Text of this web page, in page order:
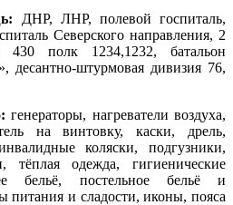
ДНР, ЛНР, полевой госпиталь,
Северского направления, 2
430 полк 1234,1232, батальон
десантно-штурмовая дивизия 76,
генераторы, нагреватели воздуха,
на винтовку, каски, дрель,
коляски, подгузники,
тёплая одежда, гигиенические
бельё, постельное бельё и
питания и сладости, иконы, пояса